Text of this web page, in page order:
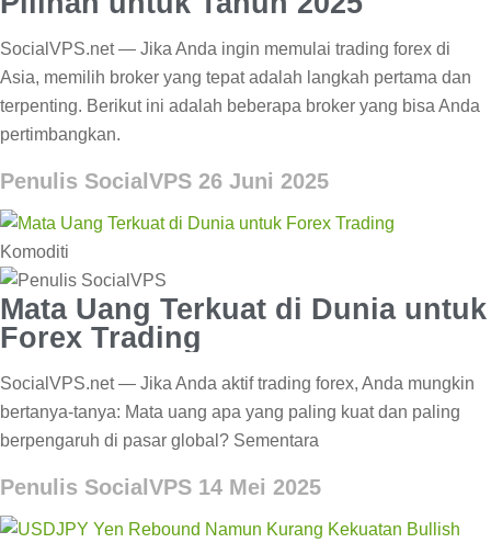
SocialVPS.net — Jika Anda ingin memulai trading forex di
Asia, memilih broker yang tepat adalah langkah pertama dan
terpenting. Berikut ini adalah beberapa broker yang bisa Anda
pertimbangkan.
Penulis SocialVPS 26 Juni 2025
Komoditi
Mata Uang Terkuat di Dunia untuk
Forex Trading
SocialVPS.net — Jika Anda aktif trading forex, Anda mungkin
bertanya-tanya: Mata uang apa yang paling kuat dan paling
berpengaruh di pasar global? Sementara
Penulis SocialVPS 14 Mei 2025